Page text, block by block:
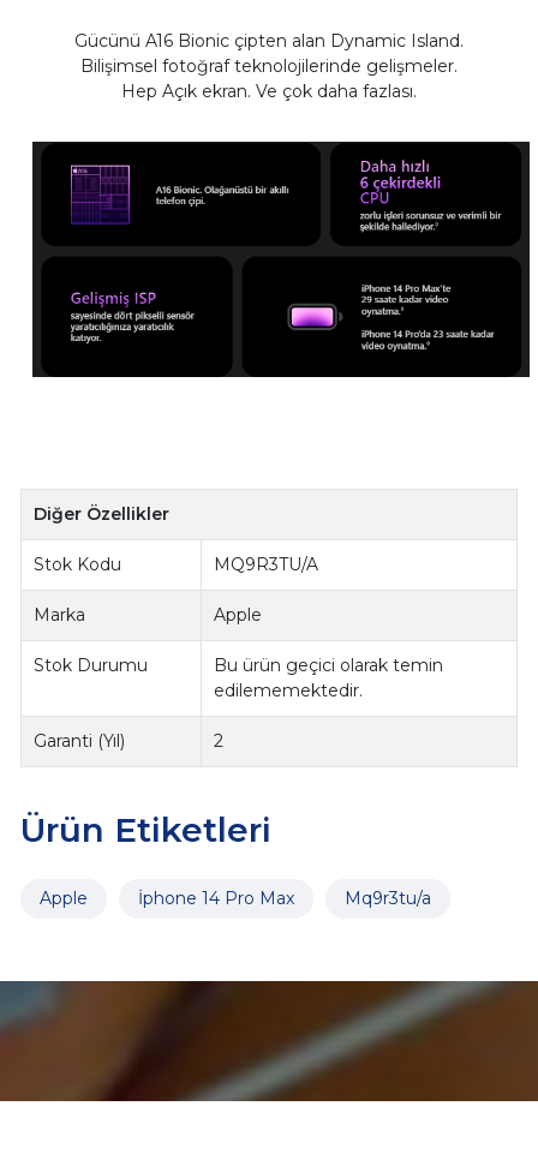
Gücünü A16 Bionic çipten alan Dynamic Island.
Bilişimsel fotoğraf teknolojilerinde gelişmeler.
Hep Açık ekran. Ve çok daha fazlası.
Diğer Özellikler
Stok Kodu MQ9R3TU/A
Marka Apple
Stok Durumu
Bu ürün geçici olarak temin
edilememektedir.
Garanti (Yıl) 2
Ürün Etiketleri
Apple İphone 14 Pro Max Mq9r3tu/a